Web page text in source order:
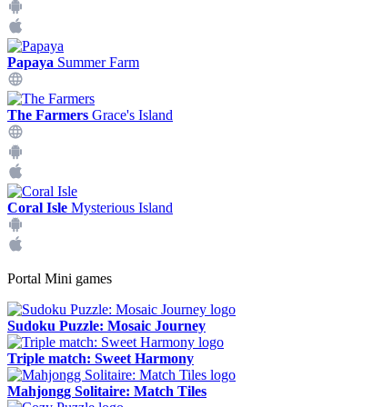
Papaya Summer Farm
The Farmers Grace's Island
Coral Isle Mysterious Island
Portal Mini games
Sudoku Puzzle: Mosaic Journey
Triple match: Sweet Harmony
Mahjongg Solitaire: Match Tiles